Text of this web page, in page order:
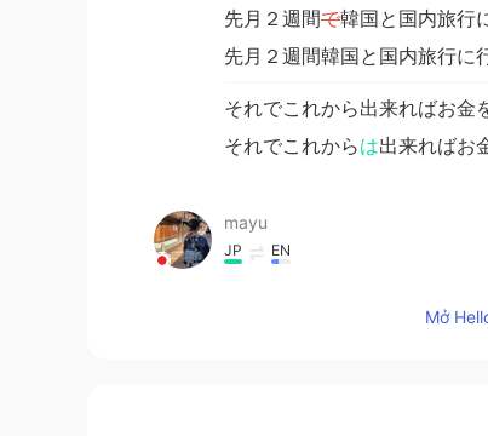
先月２週間で韓国と国内旅行
先月２週間韓国と国内旅行に
それでこれから出来ればお金
それでこれからは出来ればお
mayu
JP EN
Mở